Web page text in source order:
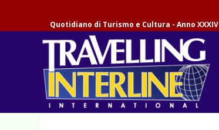
Quotidiano di Turismo e Cultura - Anno XXXIV